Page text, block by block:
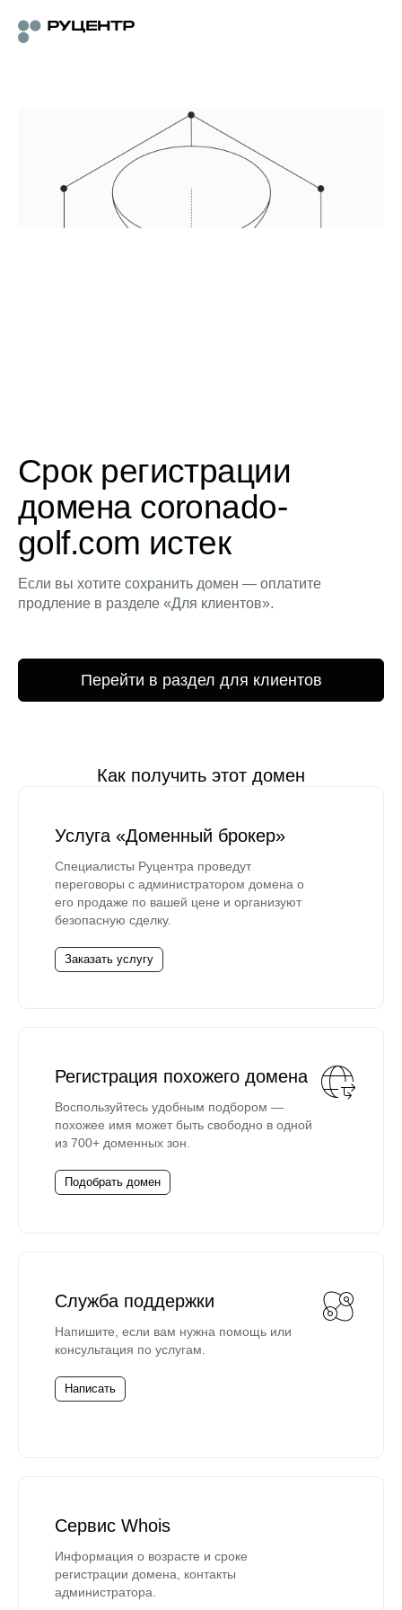
Срок регистрации
домена coronado-
golf.com истек
Если вы хотите сохранить домен — оплатите
продление в разделе «Для клиентов».
Перейти в раздел для клиентов
Как получить этот домен
Услуга «Доменный брокер»
Специалисты Руцентра проведут
переговоры с администратором домена о
его продаже по вашей цене и организуют
безопасную сделку.
Заказать услугу
Регистрация похожего домена
Воспользуйтесь удобным подбором —
похожее имя может быть свободно в одной
из 700+ доменных зон.
Подобрать домен
Служба поддержки
Напишите, если вам нужна помощь или
консультация по услугам.
Написать
Сервис Whois
Информация о возрасте и сроке
регистрации домена, контакты
администратора.